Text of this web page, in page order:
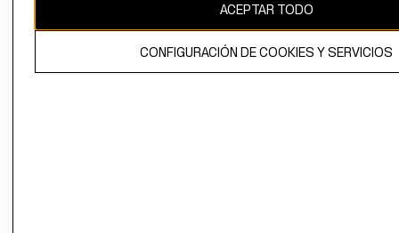
Chile ($)
ACEPTAR TODO
CONFIGURACIÓN DE COOKIES Y SERVICIOS